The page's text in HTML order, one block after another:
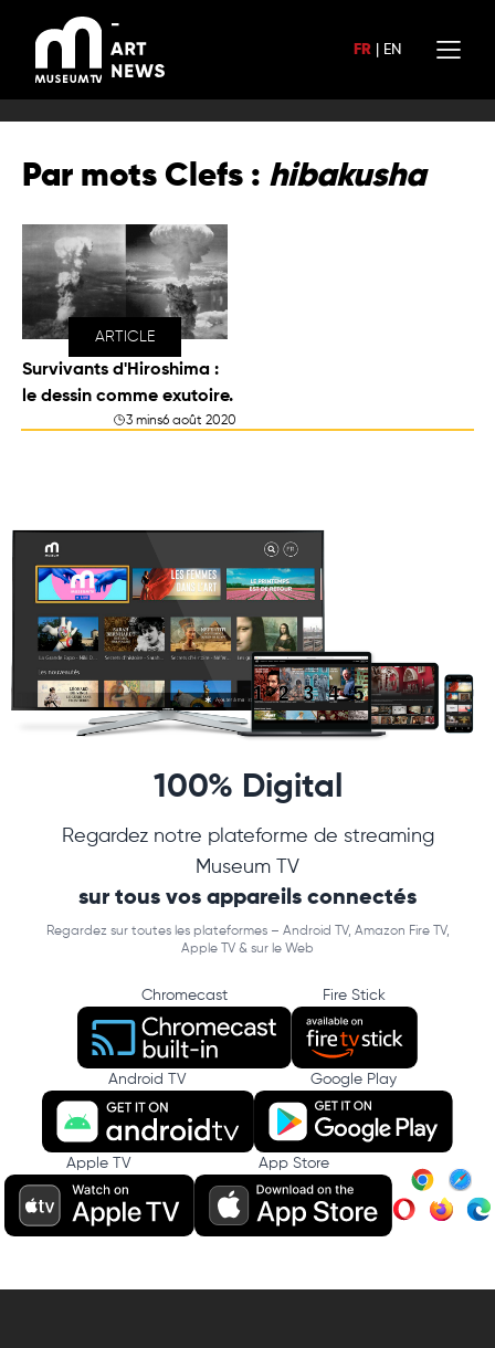
contenu
FR EN
Par mots Clefs : hibakusha
ARTICLE
Survivants d'Hiroshima :
le dessin comme exutoire.
3 mins6 août 2020
100% Digital
Regardez notre plateforme de streaming
Museum TV
sur tous vos appareils connectés
Regardez sur toutes les plateformes – Android TV, Amazon Fire TV,
Apple TV & sur le Web
Chromecast Fire Stick
Android TV Google Play
Apple TV App Store